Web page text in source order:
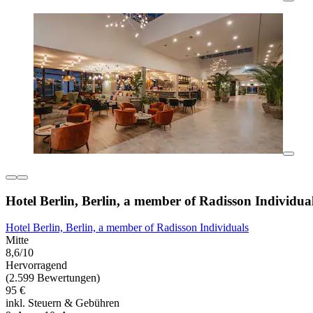
Hotel Berlin, Berlin, a member of Radisson
Hotel Berlin, Berlin, a member of Radisson Individuals
Mitte
8,6/10
Hervorragend
(2.599 Bewertungen)
95 €
inkl. Steuern & Gebühren